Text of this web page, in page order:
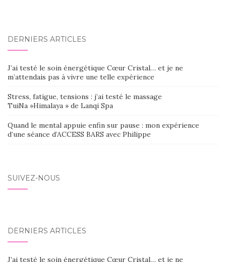
DERNIERS ARTICLES
J’ai testé le soin énergétique Cœur Cristal… et je ne
m’attendais pas à vivre une telle expérience
Stress, fatigue, tensions : j’ai testé le massage
TuiNa »Himalaya » de Lanqi Spa
Quand le mental appuie enfin sur pause : mon expérience
d’une séance d’ACCESS BARS avec Philippe
SUIVEZ-NOUS
DERNIERS ARTICLES
J’ai testé le soin énergétique Cœur Cristal… et je ne